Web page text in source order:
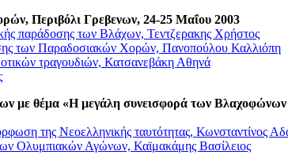
Περιβόλι Γρεβενων, 24-25 Μαΐου 2003
παράδοσης των Βλάχων, Τεντζερακης Χρήστος
των Παραδοσιακών Χορών, Πανοπούλου Καλλιόπη
τραγουδιών, Κατσανεβάκη Αθηνά
με θέμα «Η μεγάλη συνεισφορά των
της Νεοελληνικής ταυτότητας, Κωνσταντίνος
Ολυμπιακών Αγώνων, Καϊμακάμης Βασίλειος